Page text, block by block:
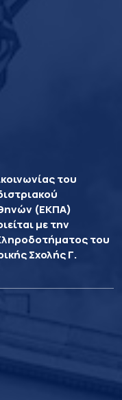
του
(ΕΚΠΑ)
με την
του
Σχολής Γ.